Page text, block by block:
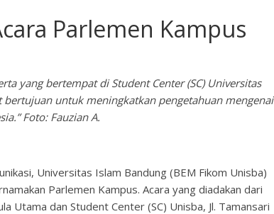
Parlemen Kampus
yang bertempat di Student Center (SC) Universitas
bertujuan untuk meningkatkan pengetahuan mengenai
Foto: Fauzian A.
Universitas Islam Bandung (BEM Fikom Unisba)
Parlemen Kampus. Acara yang diadakan dari
Utama dan Student Center (SC) Unisba, Jl. Tamansari